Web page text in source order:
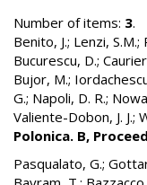
Number of items: 3.
Benito, J.; Lenzi, S.M.;
Bucurescu, D.;
Bujor, M.;
G.; Napoli, D. R.;
Valiente-Dobon, J. J.;
Polonica. B,
Pasqualato, G.;